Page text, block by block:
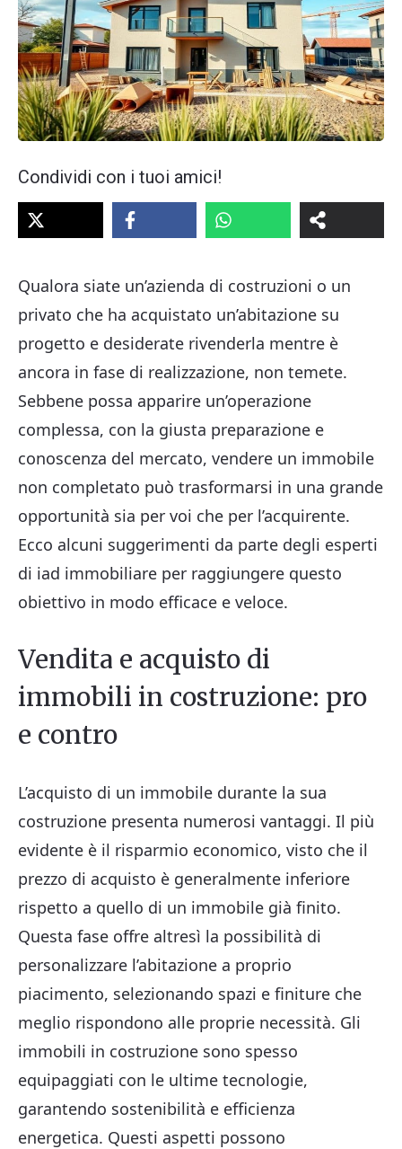
Condividi con i tuoi amici!
Qualora siate un’azienda di costruzioni o un
privato che ha acquistato un’abitazione su
progetto e desiderate rivenderla mentre è
ancora in fase di realizzazione, non temete.
Sebbene possa apparire un’operazione
complessa, con la giusta preparazione e
conoscenza del mercato, vendere un immobile
non completato può trasformarsi in una grande
opportunità sia per voi che per l’acquirente.
Ecco alcuni suggerimenti da parte degli esperti
di iad immobiliare per raggiungere questo
obiettivo in modo efficace e veloce.
Vendita e acquisto di
immobili in costruzione: pro
e contro
L’acquisto di un immobile durante la sua
costruzione presenta numerosi vantaggi. Il più
evidente è il risparmio economico, visto che il
prezzo di acquisto è generalmente inferiore
rispetto a quello di un immobile già finito.
Questa fase offre altresì la possibilità di
personalizzare l’abitazione a proprio
piacimento, selezionando spazi e finiture che
meglio rispondono alle proprie necessità. Gli
immobili in costruzione sono spesso
equipaggiati con le ultime tecnologie,
garantendo sostenibilità e efficienza
energetica. Questi aspetti possono